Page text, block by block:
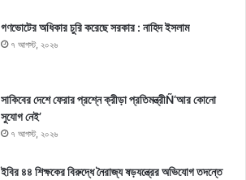
গণভোটের অধিকার চুরি করেছে সরকার : নাহিদ ইসলাম
৭ আগস্ট, ২০২৬
সাকিবের দেশে ফেরার প্রশ্নে ক্রীড়া প্রতিমন্ত্রীÑ‘আর কোনো
সুযোগ নেই’
৭ আগস্ট, ২০২৬
ইবির ৪৪ শিক্ষকের বিরুদ্ধে নৈরাজ্য ষড়যন্ত্রের অভিযোগ তদন্তে